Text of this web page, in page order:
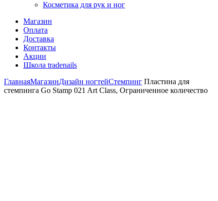
Косметика для рук и ног
Магазин
Оплата
Доставка
Контакты
Акции
Школа tradenails
ГлавнаяМагазинДизайн ногтейСтемпинг Пластина для
стемпинга Go Stamp 021 Art Class, Ограниченное количество